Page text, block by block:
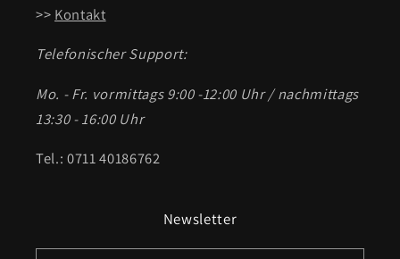
>> Kontakt
Telefonischer Support:
Mo. - Fr. vormittags 9:00 -12:00 Uhr / nachmittags
13:30 - 16:00 Uhr
Tel.: 0711 40186762
Newsletter